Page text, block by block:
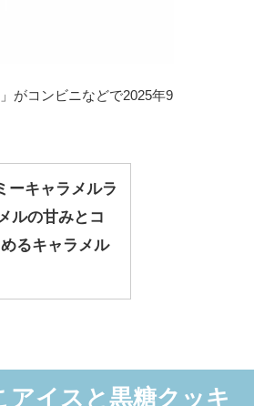
がコンビニなどで2025年9
ーキャラメルラ
ルの甘みとコ
るキャラメル